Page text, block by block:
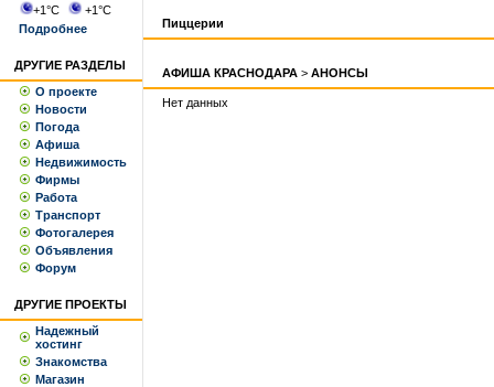
+1°С +1°С
Подробнее
ДРУГИЕ РАЗДЕЛЫ
О проекте
Новости
Погода
Афиша
Недвижимость
Фирмы
Работа
Транспорт
Фотогалерея
Объявления
Форум
ДРУГИЕ ПРОЕКТЫ
Надежный
хостинг
Знакомства
Магазин
Пиццерии
АФИША КРАСНОДАРА > АНОНСЫ
Нет данных